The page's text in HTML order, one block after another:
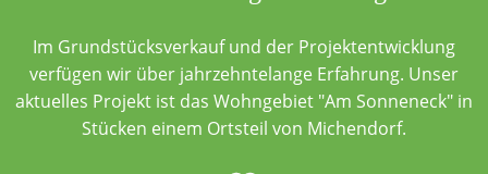
Im Grundstücksverkauf und der Projektentwicklung
verfügen wir über jahrzehntelange Erfahrung. Unser
aktuelles Projekt ist das Wohngebiet "Am Sonneneck" in
Stücken einem Ortsteil von Michendorf.